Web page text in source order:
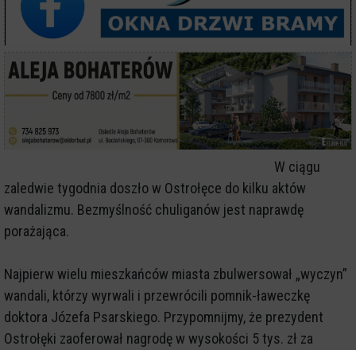
W ciągu
zaledwie tygodnia doszło w Ostrołęce do kilku aktów
wandalizmu. Bezmyślność chuliganów jest naprawdę
porażająca.
Najpierw wielu mieszkańców miasta zbulwersował „wyczyn”
wandali, którzy wyrwali i przewrócili pomnik-ławeczkę
doktora Józefa Psarskiego. Przypomnijmy, że prezydent
Ostrołęki zaoferował nagrodę w wysokości 5 tys. zł za